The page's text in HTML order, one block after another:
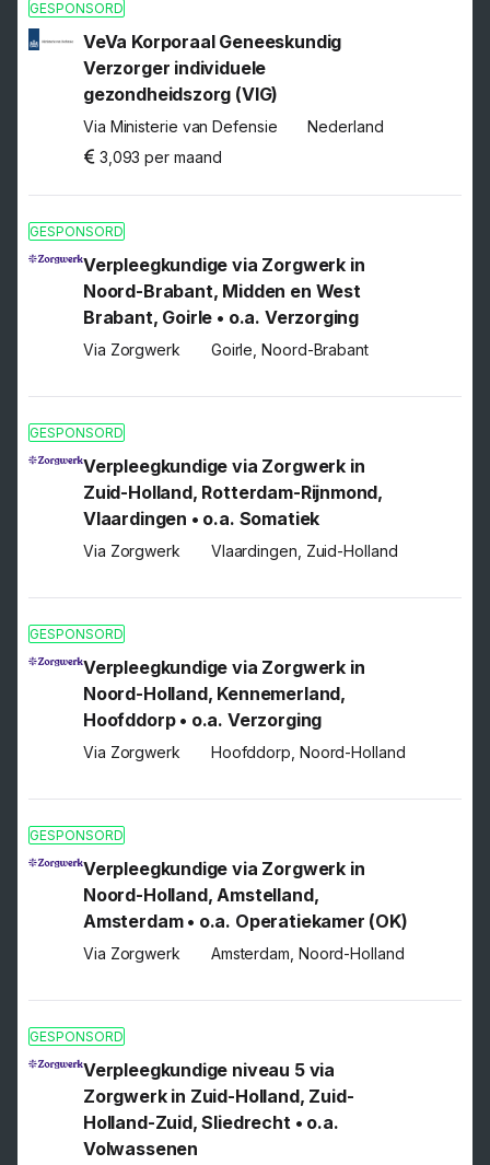
GESPONSORD
VeVa Korporaal Geneeskundig
Verzorger individuele
gezondheidszorg (VIG)
Via Ministerie van Defensie
Nederland
3,093 per maand
GESPONSORD
Verpleegkundige via Zorgwerk in
Noord-Brabant, Midden en West
Brabant, Goirle • o.a. Verzorging
Via Zorgwerk Goirle, Noord-Brabant
GESPONSORD
Verpleegkundige via Zorgwerk in
Zuid-Holland, Rotterdam-Rijnmond,
Vlaardingen • o.a. Somatiek
Via Zorgwerk Vlaardingen, Zuid-Holland
GESPONSORD
Verpleegkundige via Zorgwerk in
Noord-Holland, Kennemerland,
Hoofddorp • o.a. Verzorging
Via Zorgwerk Hoofddorp, Noord-Holland
GESPONSORD
Verpleegkundige via Zorgwerk in
Noord-Holland, Amstelland,
Amsterdam • o.a. Operatiekamer (OK)
Via Zorgwerk Amsterdam, Noord-Holland
GESPONSORD
Verpleegkundige niveau 5 via
Zorgwerk in Zuid-Holland, Zuid-
Holland-Zuid, Sliedrecht • o.a.
Volwassenen